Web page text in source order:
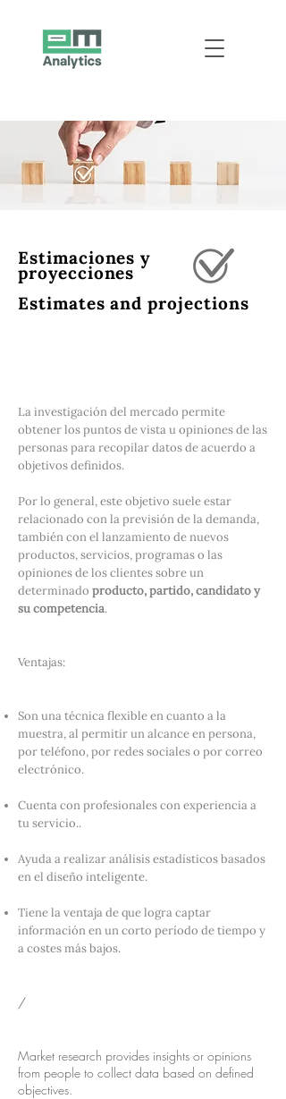
Estimaciones y
proyecciones
Estimates and projections
La investigación del mercado permite
obtener los puntos de vista u opiniones de las
personas para recopilar datos de acuerdo a
objetivos definidos.
Por lo general, este objetivo suele estar
relacionado con la previsión de la demanda,
también con el lanzamiento de nuevos
productos, servicios, programas o las
opiniones de los clientes sobre un
determinado producto, partido, candidato y
su competencia.
Ventajas:
Son una técnica flexible en cuanto a la
muestra, al permitir un alcance en persona,
por teléfono, por redes sociales o por correo
electrónico.
Cuenta con profesionales con experiencia a
tu servicio..
Ayuda a realizar análisis estadísticos basados ​​
en el diseño inteligente.
Tiene la ventaja de que logra captar
información en un corto período de tiempo y
a costes más bajos.
/
Market research provides insights or opinions
from people to collect data based on defined
objectives.